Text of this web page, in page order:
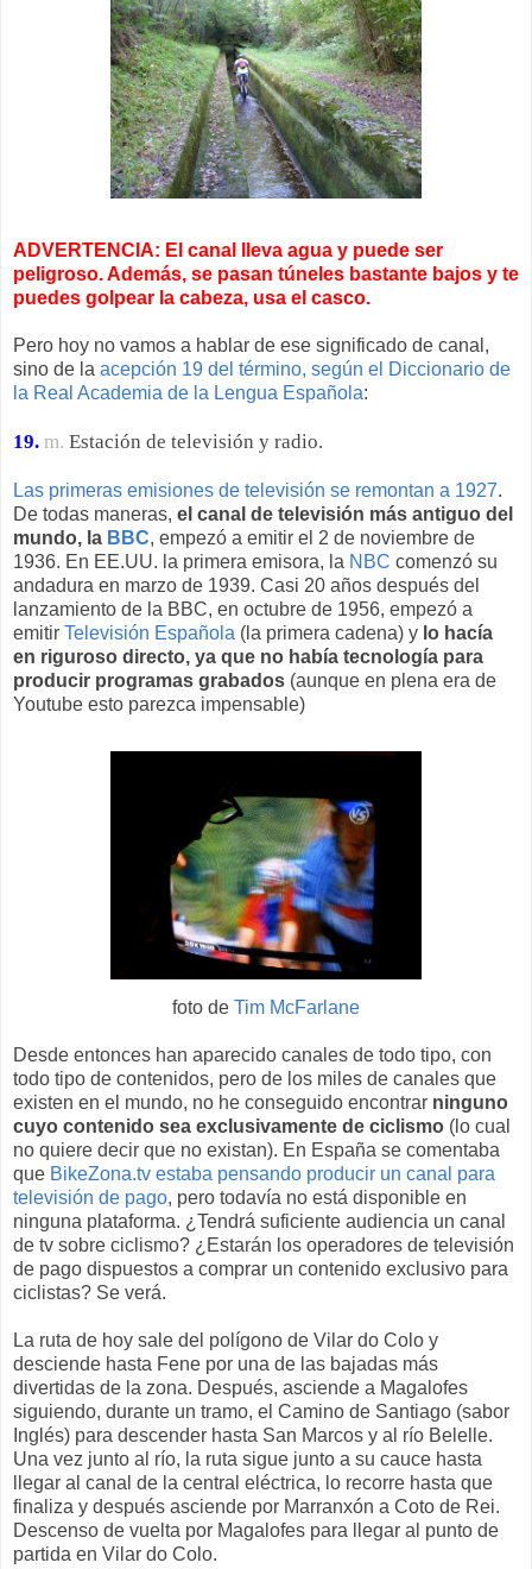
ADVERTENCIA: El canal lleva agua y puede ser
peligroso. Además, se pasan túneles bastante bajos y te
puedes golpear la cabeza, usa el casco.
Pero hoy no vamos a hablar de ese significado de canal,
sino de la acepción 19 del término, según el Diccionario de
la Real Academia de la Lengua Española:
19. m. Estación de televisión y radio.
Las primeras emisiones de televisión se remontan a 1927.
De todas maneras, el canal de televisión más antiguo del
mundo, la BBC, empezó a emitir el 2 de noviembre de
1936. En EE.UU. la primera emisora, la NBC comenzó su
andadura en marzo de 1939. Casi 20 años después del
lanzamiento de la BBC, en octubre de 1956, empezó a
emitir Televisión Española (la primera cadena) y lo hacía
en riguroso directo, ya que no había tecnología para
producir programas grabados (aunque en plena era de
Youtube esto parezca impensable)
foto de Tim McFarlane
Desde entonces han aparecido canales de todo tipo, con
todo tipo de contenidos, pero de los miles de canales que
existen en el mundo, no he conseguido encontrar ninguno
cuyo contenido sea exclusivamente de ciclismo (lo cual
no quiere decir que no existan). En España se comentaba
que BikeZona.tv estaba pensando producir un canal para
televisión de pago, pero todavía no está disponible en
ninguna plataforma. ¿Tendrá suficiente audiencia un canal
de tv sobre ciclismo? ¿Estarán los operadores de televisión
de pago dispuestos a comprar un contenido exclusivo para
ciclistas? Se verá.
La ruta de hoy sale del polígono de Vilar do Colo y
desciende hasta Fene por una de las bajadas más
divertidas de la zona. Después, asciende a Magalofes
siguiendo, durante un tramo, el Camino de Santiago (sabor
Inglés) para descender hasta San Marcos y al río Belelle.
Una vez junto al río, la ruta sigue junto a su cauce hasta
llegar al canal de la central eléctrica, lo recorre hasta que
finaliza y después asciende por Marranxón a Coto de Rei.
Descenso de vuelta por Magalofes para llegar al punto de
partida en Vilar do Colo.